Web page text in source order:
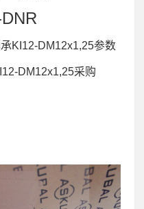
KI12-DM12x1,25参数
DM12x1,25采购